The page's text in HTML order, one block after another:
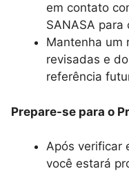
em contato
SANASA para
Mantenha um
revisadas e
referência
Prepare-se para o
Após verificar
você estará